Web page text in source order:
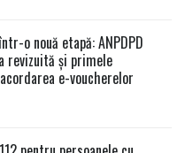
o nouă etapă: ANPDPD
revizuită și primele
e-voucherelor